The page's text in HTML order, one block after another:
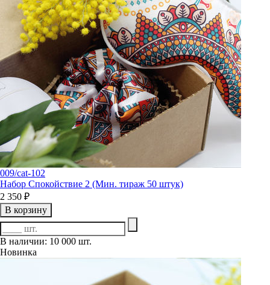
009/cat-102
Набор Спокойствие 2 (Мин. тираж 50 штук)
2 350 ₽
В корзину
В наличии: 10 000 шт.
Новинка